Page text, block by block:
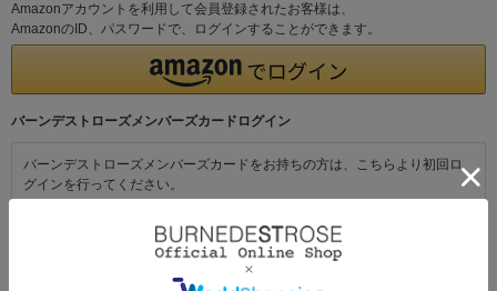
Amazonアカウントを利用して会員登録されたお客様は、
AmazonのID、パスワードで、ログインすることができます。
バーンデストローズメンバーズカードログイン
バーンデストローズメンバーズカードをお持ちの方は、こちらより初回ロ
グインを行ってください。